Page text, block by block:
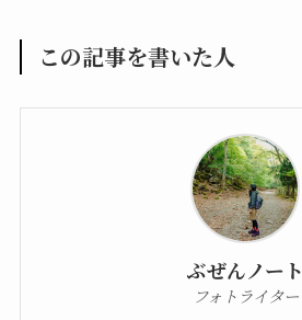
この記事を書いた人
ぶぜんノート
フォトライター